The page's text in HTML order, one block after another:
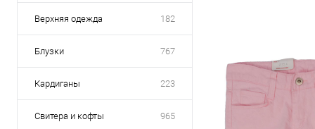
Верхняя одежда 182
Блузки 767
Кардиганы 223
Свитера и кофты 965